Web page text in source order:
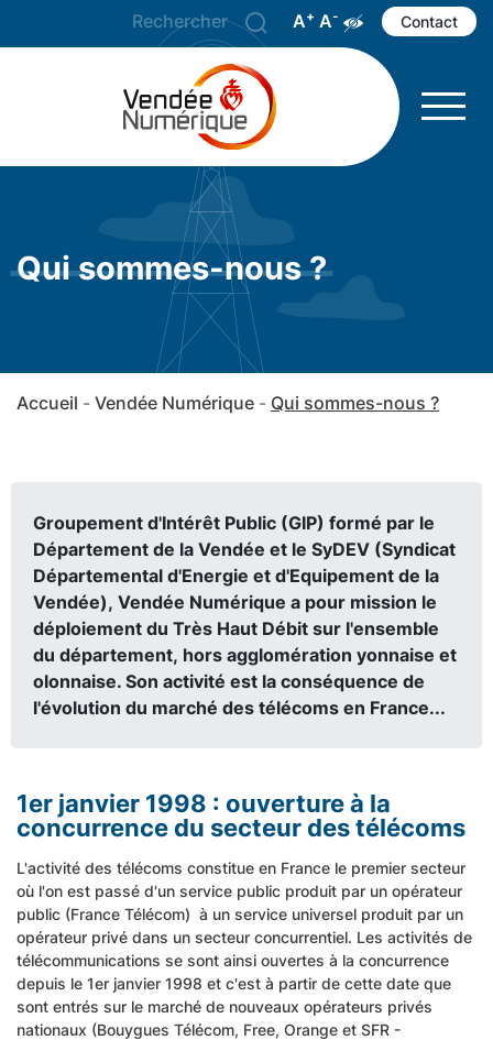
A+ Agrandir le texte
A- Réduire le texte
Augmenter
Contact
Qui sommes-nous ?
Accueil Vendée Numérique Qui sommes-nous ?
Groupement d'Intérêt Public (GIP) formé par le
Département de la Vendée et le SyDEV (Syndicat
Départemental d'Energie et d'Equipement de la
Vendée), Vendée Numérique a pour mission le
déploiement du Très Haut Débit sur l'ensemble
du département, hors agglomération yonnaise et
olonnaise. Son activité est la conséquence de
l'évolution du marché des télécoms en France...
1er janvier 1998 : ouverture à la
concurrence du secteur des télécoms
L'activité des télécoms constitue en France le premier secteur
où l'on est passé d'un service public produit par un opérateur
public (France Télécom) à un service universel produit par un
opérateur privé dans un secteur concurrentiel. Les activités de
télécommunications se sont ainsi ouvertes à la concurrence
depuis le 1er janvier 1998 et c'est à partir de cette date que
sont entrés sur le marché de nouveaux opérateurs privés
nationaux (Bouygues Télécom, Free, Orange et SFR -